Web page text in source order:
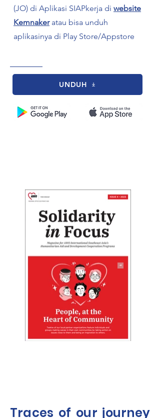
(JO) di Aplikasi SIAPkerja di website
Kemnakeratau bisa unduh
aplikasinya di Play Store/Appstore
UNDUH
Traces of our journey